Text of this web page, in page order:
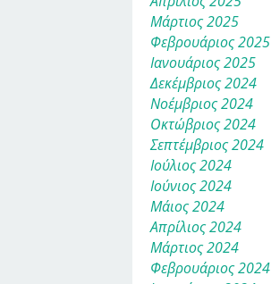
Μάρτιος 2025
Φεβρουάριος 2025
Ιανουάριος 2025
Δεκέμβριος 2024
Νοέμβριος 2024
Οκτώβριος 2024
Σεπτέμβριος 2024
Ιούλιος 2024
Ιούνιος 2024
Μάιος 2024
Απρίλιος 2024
Μάρτιος 2024
Φεβρουάριος 2024